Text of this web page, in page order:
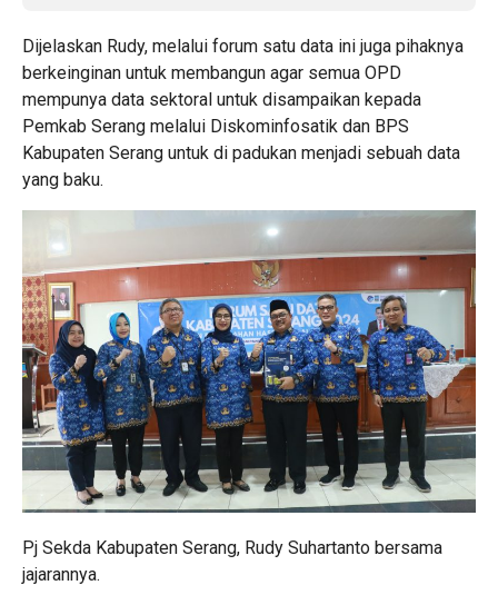
Dijelaskan Rudy, melalui forum satu data ini juga pihaknya
berkeinginan untuk membangun agar semua OPD
mempunya data sektoral untuk disampaikan kepada
Pemkab Serang melalui Diskominfosatik dan BPS
Kabupaten Serang untuk di padukan menjadi sebuah data
yang baku.
Pj Sekda Kabupaten Serang, Rudy Suhartanto bersama
jajarannya.